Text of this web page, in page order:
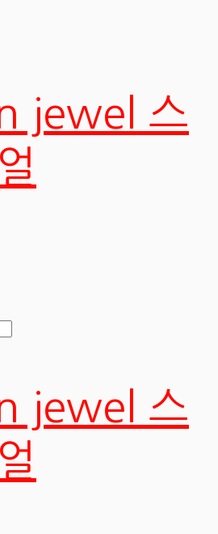
jewel 스
jewel 스